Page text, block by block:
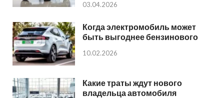
03.04.2026
Когда электромобиль может
быть выгоднее бензинового
10.02.2026
Какие траты ждут нового
владельца автомобиля